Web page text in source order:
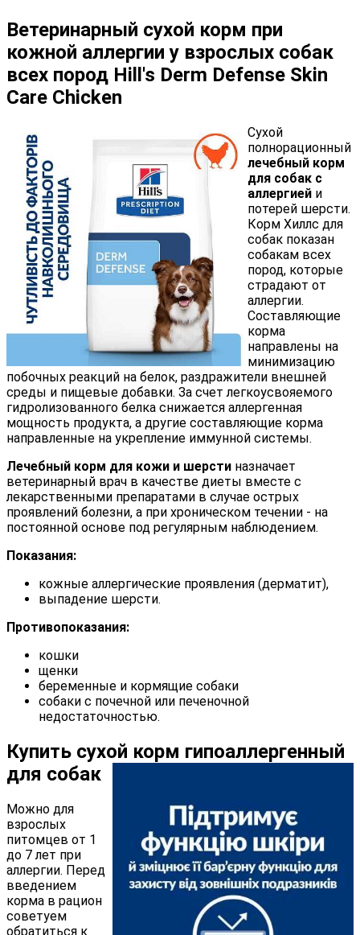
Ветеринарный сухой корм при
кожной аллергии у взрослых собак
всех пород Hill's Derm Defense Skin
Care Chicken
Сухой
полнорационный
лечебный корм
для собак с
аллергией и
потерей шерсти.
Корм Хиллс для
собак показан
собакам всех
пород, которые
страдают от
аллергии.
Составляющие
корма
направлены на
минимизацию
побочных реакций на белок, раздражители внешней
среды и пищевые добавки. За счет легкоусвояемого
гидролизованного белка снижается аллергенная
мощность продукта, а другие составляющие корма
направленные на укрепление иммунной системы.
Лечебный корм для кожи и шерсти назначает
ветеринарный врач в качестве диеты вместе с
лекарственными препаратами в случае острых
проявлений болезни, а при хроническом течении - на
постоянной основе под регулярным наблюдением.
Показания:
кожные аллергические проявления (дерматит),
выпадение шерсти.
Противопоказания:
кошки
щенки
беременные и кормящие собаки
собаки с почечной или печеночной
недостаточностью.
Купить сухой корм гипоаллергенный
для собак
Можно для
взрослых
питомцев от 1
до 7 лет при
аллергии. Перед
введением
корма в рацион
советуем
обратиться к